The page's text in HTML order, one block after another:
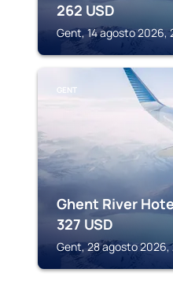
262 USD
Gent, 14 agosto 2026,
GENT
Ghent River
327 USD
Gent, 28 agosto 2026,